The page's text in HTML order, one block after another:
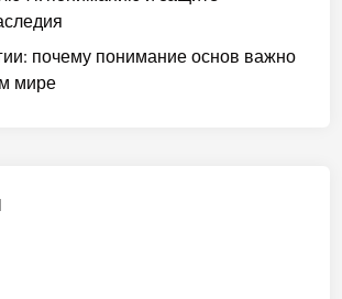
почему понимание основ важно
мире